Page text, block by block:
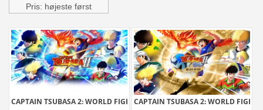
Pris: højeste først
CAPTAIN TSUBASA 2: WORLD FIGHTERSCAPTAIN TSUBASA 2: WORLD